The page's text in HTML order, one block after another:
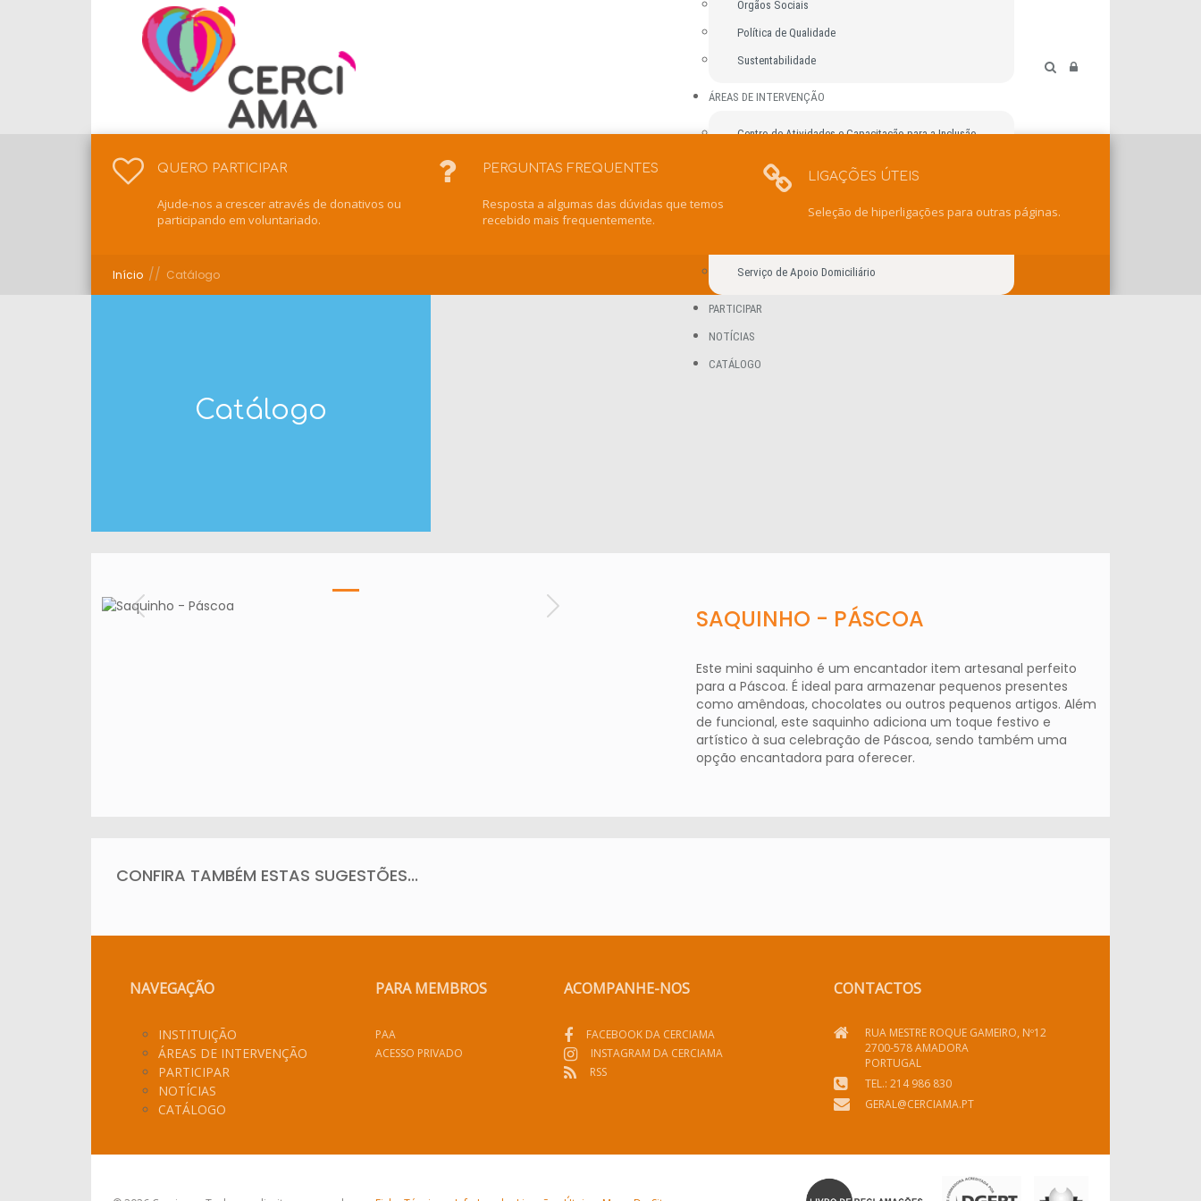
Órgãos Sociais
Política de Qualidade
Sustentabilidade
ÁREAS DE INTERVENÇÃO
Centro de Atividades e Capacitação para a Inclusão
Unidade Residencial
Escola de Ensino Especial
Intervenção Precoce
Serviço de Apoio Domiciliário
PARTICIPAR
NOTÍCIAS
CATÁLOGO
QUERO PARTICIPAR
Ajude-nos a crescer através de donativos ou
participando em voluntariado.
PERGUNTAS FREQUENTES
Resposta a algumas das dúvidas que temos
recebido mais frequentemente.
LIGAÇÕES ÚTEIS
Seleção de hiperligações para outras páginas.
Início // Catálogo
Catálogo
Anterior Seguinte SAQUINHO - PÁSCOA
Este mini saquinho é um encantador item artesanal perfeito
para a Páscoa. É ideal para armazenar pequenos presentes
como amêndoas, chocolates ou outros pequenos artigos. Além
de funcional, este saquinho adiciona um toque festivo e
artístico à sua celebração de Páscoa, sendo também uma
opção encantadora para oferecer.
CONFIRA TAMBÉM ESTAS SUGESTÕES...
NAVEGAÇÃO
INSTITUIÇÃO
ÁREAS DE INTERVENÇÃO
PARTICIPAR
NOTÍCIAS
CATÁLOGO
PARA MEMBROS
PAA
ACESSO PRIVADO
ACOMPANHE-NOS
FACEBOOK DA CERCIAMA
INSTAGRAM DA CERCIAMA
RSS
CONTACTOS
RUA MESTRE ROQUE GAMEIRO, Nº12
2700-578 AMADORA
PORTUGAL
TEL.: 214 986 830
GERAL@CERCIAMA.PT
DGERT